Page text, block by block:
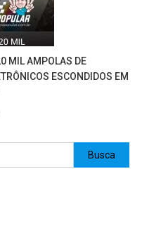
MIL AMPOLAS DE
ESCONDIDOS EM
Busca